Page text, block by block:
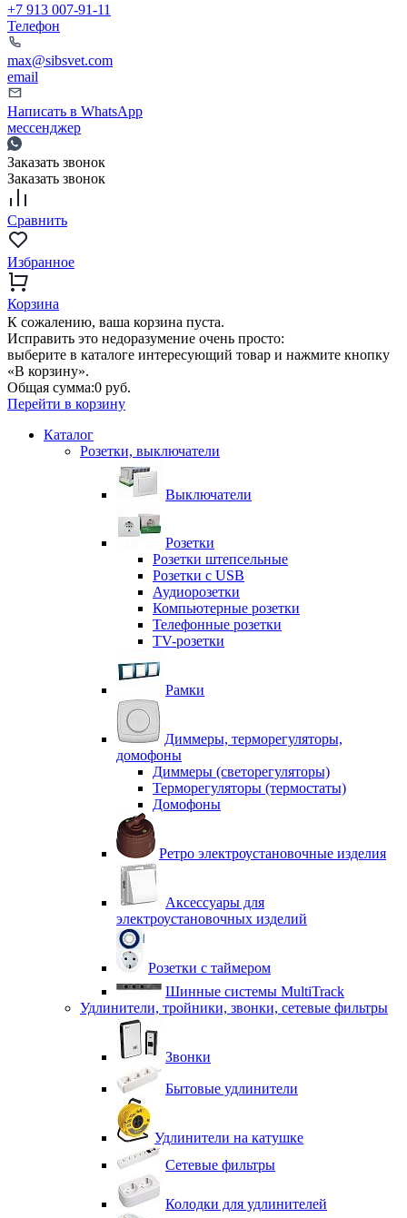
+7 913 007-91-11
Телефон
max@sibsvet.com
email
Написать в WhatsApp
мессенджер
Заказать звонок
Заказать звонок
Сравнить
Избранное
Корзина
К сожалению, ваша корзина пуста.
Исправить это недоразумение очень просто:
выберите в каталоге интересующий товар и нажмите кнопку
«В корзину».
Общая сумма:0 руб.
Перейти в корзину
Каталог
Розетки, выключатели
Выключатели
Розетки
Розетки штепсельные
Розетки с USB
Аудиорозетки
Компьютерные розетки
Телефонные розетки
TV-розетки
Рамки
Диммеры, терморегуляторы,
домофоны
Диммеры (светорегуляторы)
Терморегуляторы (термостаты)
Домофоны
Ретро электроустановочные изделия
Аксессуары для
электроустановочных изделий
Розетки с таймером
Шинные системы MultiTrack
Удлинители, тройники, звонки, сетевые фильтры
Звонки
Бытовые удлинители
Удлинители на катушке
Сетевые фильтры
Колодки для удлинителей